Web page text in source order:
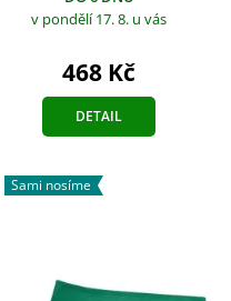
v pondělí 17. 8. u vás
468 Kč
DETAIL
Sami nosíme